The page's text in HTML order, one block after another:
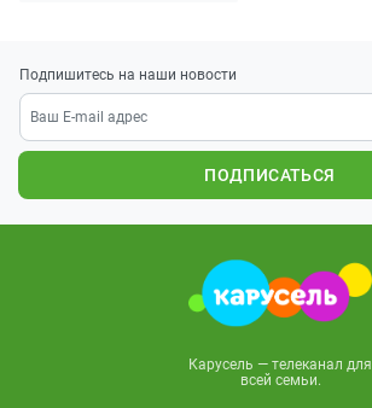
Подпишитесь на наши новости
ПОДПИСАТЬСЯ
Карусель — телеканал для
всей семьи.